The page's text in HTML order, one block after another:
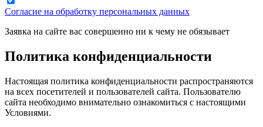
Согласие на обработку персональных данных
Заявка на сайте вас совершенно ни к чему не обязывает
Политика конфиденциальности
Настоящая политика конфиденциальности распространяются
на всех посетителей и пользователей сайта. Пользователю
сайта необходимо внимательно ознакомиться с настоящими
Условиями.